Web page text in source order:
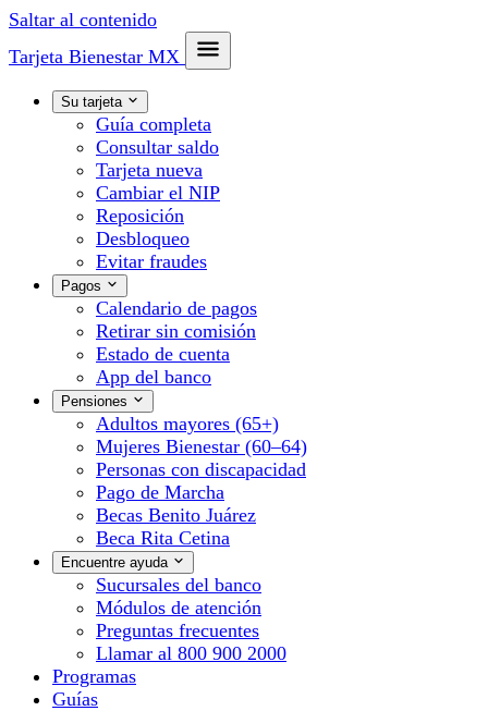
Saltar al contenido
Tarjeta Bienestar MX
Su tarjeta
Guía completa
Consultar saldo
Tarjeta nueva
Cambiar el NIP
Reposición
Desbloqueo
Evitar fraudes
Pagos
Calendario de pagos
Retirar sin comisión
Estado de cuenta
App del banco
Pensiones
Adultos mayores (65+)
Mujeres Bienestar (60–64)
Personas con discapacidad
Pago de Marcha
Becas Benito Juárez
Beca Rita Cetina
Encuentre ayuda
Sucursales del banco
Módulos de atención
Preguntas frecuentes
Llamar al 800 900 2000
Programas
Guías